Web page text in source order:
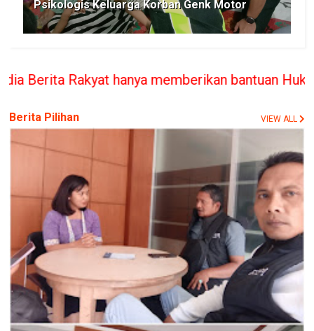
Psikologis Keluarga Korban Genk Motor
memberikan bantuan Hukum bilamana
Berita Pilihan VIEW ALL